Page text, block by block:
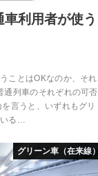
利用者が使う
ことはOKなのか、それ
通列車のそれぞれの可否
言うと、いずれもグリ
る…
グリーン車（在来線）